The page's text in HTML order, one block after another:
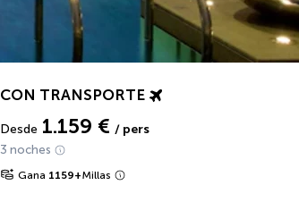
CON TRANSPORTE
Desde 1.159 € / pers
3 noches
Gana 1159+Millas